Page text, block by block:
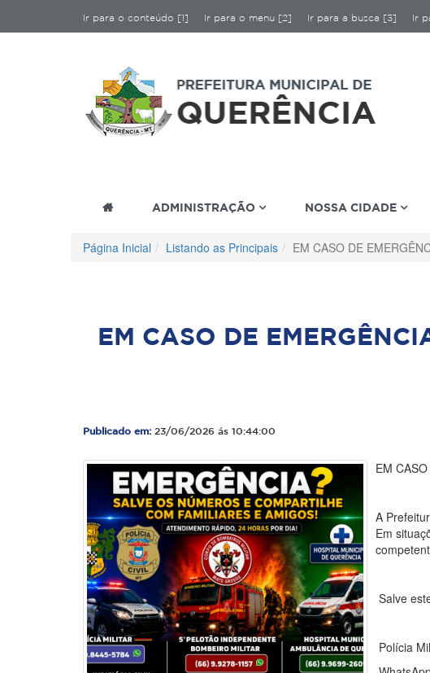
Ir para o conteúdo [1] Ir para o menu [2] Ir para a busca [3] Ir
ADMINISTRAÇÃO NOSSA CIDADE
Página Inicial Listando as Principais EM CASO DE
EM CASO DE
Publicado em: 23/06/2026 ás 10:44:00
EM
A
Em
Salve
Polícia